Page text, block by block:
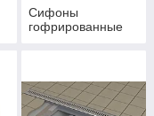
в
которые
сифоны
Сифоны
гофрированные